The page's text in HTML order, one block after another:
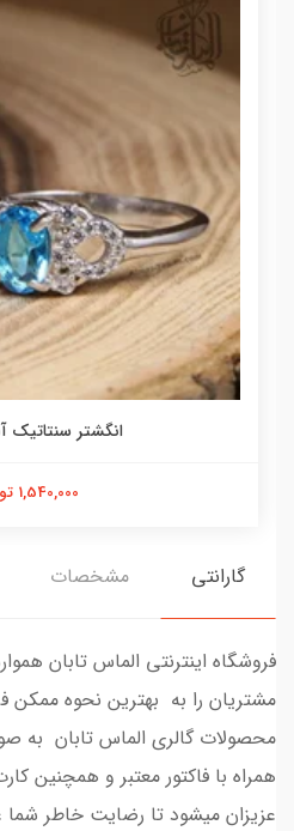
انگشتر سنتاتیک
1,540,000 تومان
گارانتی مشخصات
فروشگاه اینترنتی الماس تابان
مشتریان را به بهترین نحوه ممکن
محصولات گالری الماس تابان به
همراه با فاکتور معتبر و همچنین
عزیزان میشود تا رضایت خاطر شما